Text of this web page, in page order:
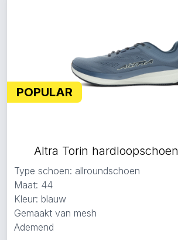
POPULAR
Altra Torin
Type schoen: allroundschoen
Maat: 44
Kleur: blauw
Gemaakt van mesh
Ademend